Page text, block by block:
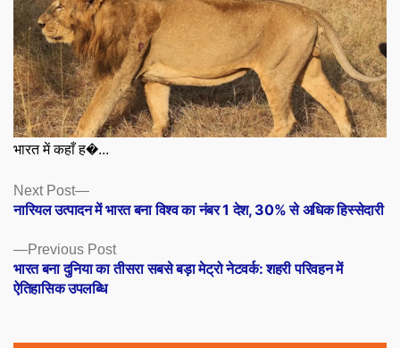
भारत में कहाँ ह�...
Posts
navigation
Previous PostPrevious
post:
भारत बना दुनिया का तीसरा सबसे बड़ा मेट्रो नेटवर्क: शहरी परिवहन में
ऐतिहासिक उपलब्धि
Next Post
Next
post:
नारियल उत्पादन में भारत बना विश्व का नंबर 1 देश, 30% से अधिक हिस्सेदारी